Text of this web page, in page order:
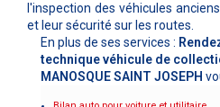
l'inspection des véhicules
et leur sécurité sur les routes.
En plus de ses services :
technique véhicule de
MANOSQUE SAINT JOSEPH